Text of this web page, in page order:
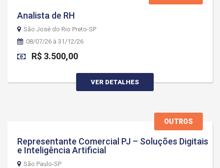
Analista de RH
São José do Rio Preto-SP
08/07/26 à 31/12/26
R$ 3.500,00
VER DETALHES
OUTROS
Representante Comercial PJ – Soluções Digitais
e Inteligência Artificial
São Paulo-SP